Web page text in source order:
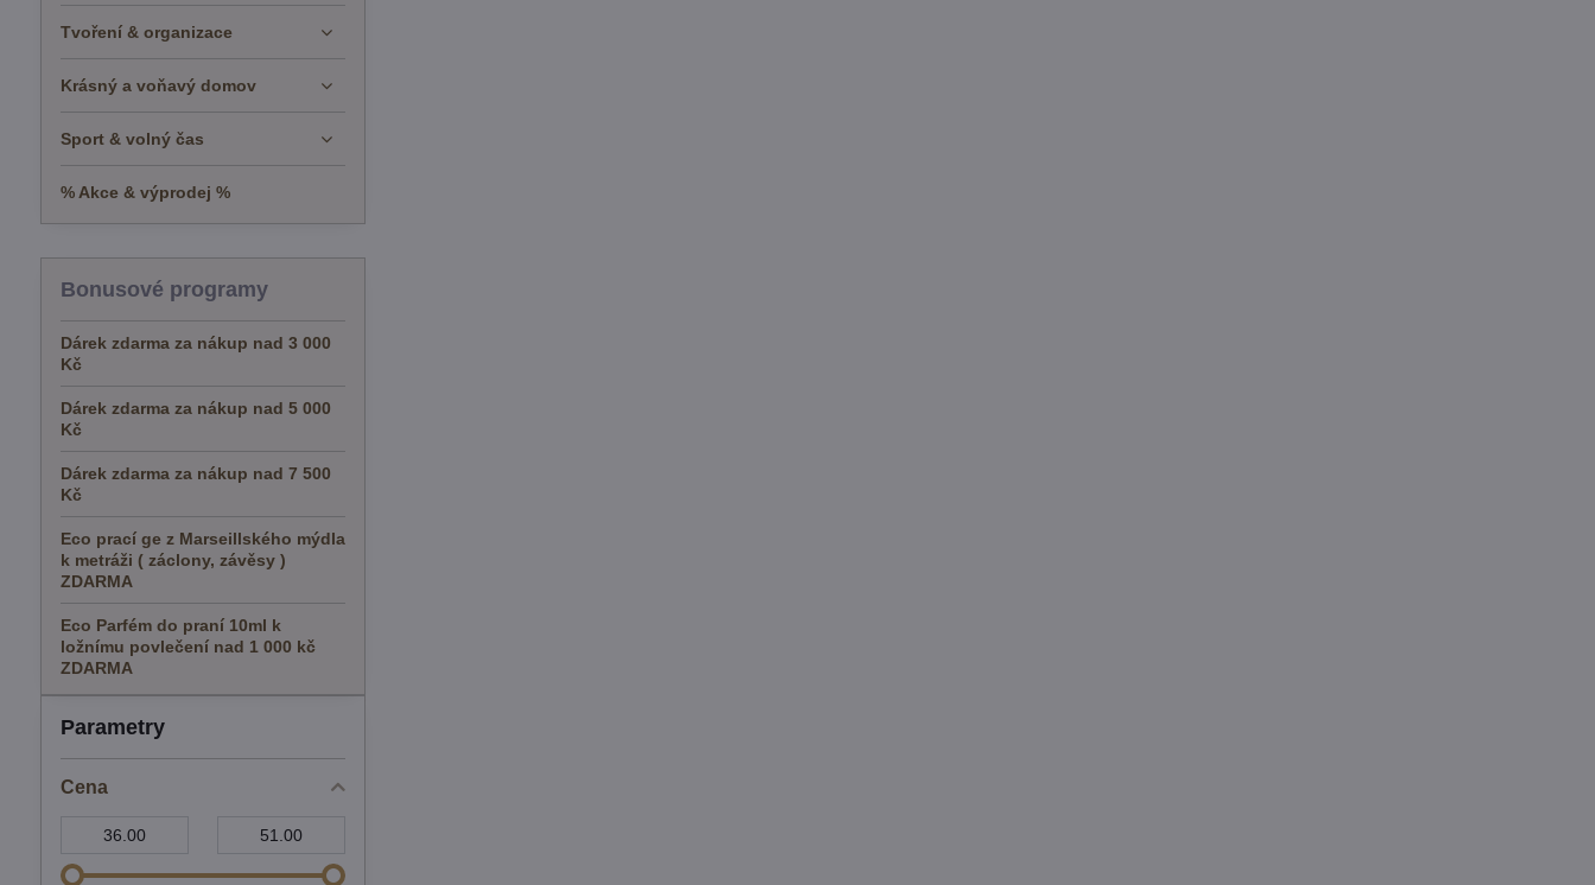
Parametry
Cena
Tvoření & organizace
Krásný a voňavý domov
Sport & volný čas
% Akce & výprodej %
Bonusové programy
Dárek zdarma za nákup nad 3 000
Kč
Dárek zdarma za nákup nad 5 000
Kč
Dárek zdarma za nákup nad 7 500
Kč
Eco prací ge z Marseillského mýdla
k metráži ( záclony, závěsy )
ZDARMA
Eco Parfém do praní 10ml k
ložnímu povlečení nad 1 000 kč
ZDARMA